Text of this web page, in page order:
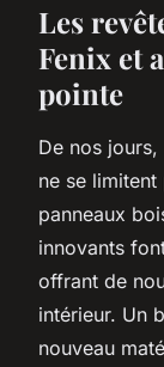
Les
Fenix et
pointe
De nos
ne se
panneaux
innovants
offrant de
intérieur. Un
nouveau